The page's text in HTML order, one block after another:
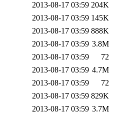
2013-08-17 03:59 204K
2013-08-17 03:59 145K
2013-08-17 03:59 888K
2013-08-17 03:59 3.8M
2013-08-17 03:59
72
2013-08-17 03:59 4.7M
2013-08-17 03:59
72
2013-08-17 03:59 829K
2013-08-17 03:59 3.7M